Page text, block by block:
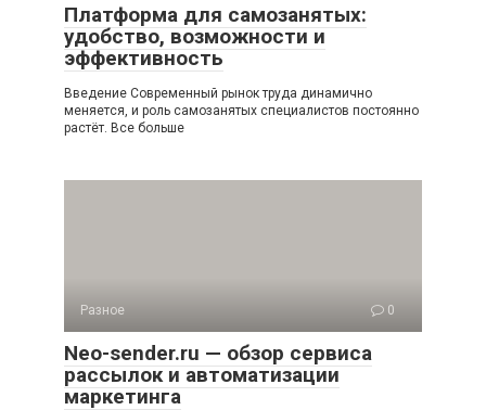
Платформа для самозанятых:
удобство, возможности и
эффективность
Введение Современный рынок труда динамично
меняется, и роль самозанятых специалистов постоянно
растёт. Все больше
Разное 0
Neo-sender.ru — обзор сервиса
рассылок и автоматизации
маркетинга